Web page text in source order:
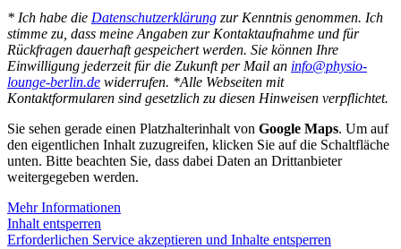
* Ich habe die Datenschutzerklärung zur Kenntnis genommen. Ich
stimme zu, dass meine Angaben zur Kontaktaufnahme und für
Rückfragen dauerhaft gespeichert werden. Sie können Ihre
Einwilligung jederzeit für die Zukunft per Mail an info@physio-
lounge-berlin.de widerrufen. *Alle Webseiten mit
Kontaktformularen sind gesetzlich zu diesen Hinweisen verpflichtet.
Sie sehen gerade einen Platzhalterinhalt von Google Maps. Um auf
den eigentlichen Inhalt zuzugreifen, klicken Sie auf die Schaltfläche
unten. Bitte beachten Sie, dass dabei Daten an Drittanbieter
weitergegeben werden.
Mehr Informationen
Inhalt entsperren
Erforderlichen Service akzeptieren und Inhalte entsperren